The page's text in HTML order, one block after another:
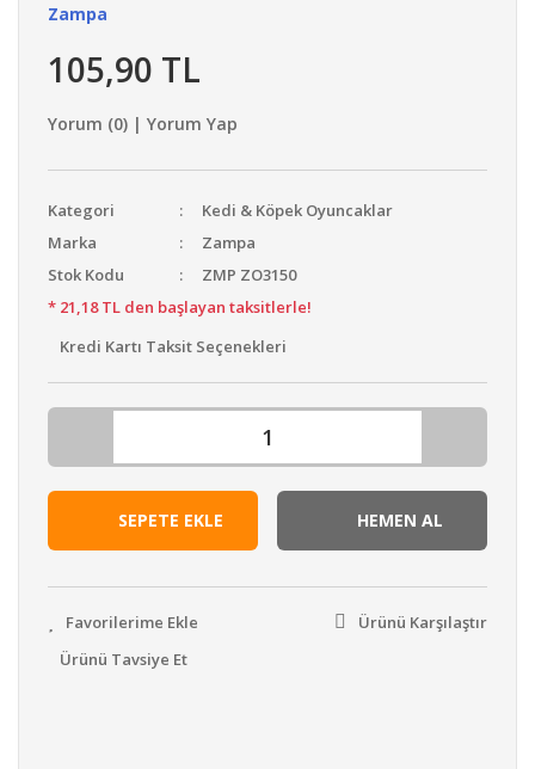
Zampa
105,90 TL
Yorum (0) | Yorum Yap
Kategori
Kedi & Köpek Oyuncaklar
Marka
Zampa
Stok Kodu
ZMP ZO3150
* 21,18 TL den başlayan taksitlerle!
Kredi Kartı Taksit Seçenekleri
SEPETE EKLE HEMEN AL
Ürünü Karşılaştır
Ürünü Tavsiye Et